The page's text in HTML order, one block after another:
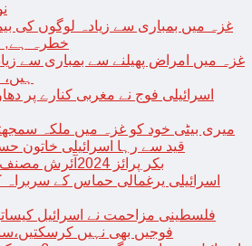
غزہ میں بمباری سے زیادہ لوگوں کی
خطرہ ہے,
غزہ میں امراض پھیلنے سے بمباری سے
اسرائیلی فوج نے مغربی کنارے پر
میری بیٹی خود کو غزہ میں ملکہ
قید سے رہا اسرائیلی خاتون
بکر پرائز 2024آئرش مصنف پال لنچ نے جیت لیا
اسرائیلی یرغمالی حماس کے
فلسطینی مزاحمت نے اسرائیل
فوجیں بھی نہیں